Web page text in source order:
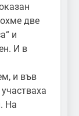
две
и
И в
и във
На